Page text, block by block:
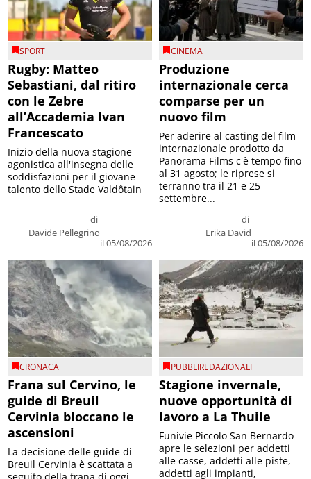
SPORT
Rugby: Matteo
Sebastiani, dal ritiro
con le Zebre
all’Accademia Ivan
Francescato
di
Davide Pellegrino
il 05/08/2026
Inizio della nuova stagione
agonistica all'insegna delle
soddisfazioni per il giovane
talento dello Stade Valdôtain
CINEMA
Produzione
internazionale cerca
comparse per un
nuovo film
di
Erika David
il 05/08/2026
Per aderire al casting del film
internazionale prodotto da
Panorama Films c'è tempo fino
al 31 agosto; le riprese si
terranno tra il 21 e 25
settembre...
CRONACA
Frana sul Cervino, le
guide di Breuil
Cervinia bloccano le
ascensioni
La decisione delle guide di
Breuil Cervinia è scattata a
seguito della frana di oggi
PUBBLIREDAZIONALI
Stagione invernale,
nuove opportunità di
lavoro a La Thuile
Funivie Piccolo San Bernardo
apre le selezioni per addetti
alle casse, addetti alle piste,
addetti agli impianti,